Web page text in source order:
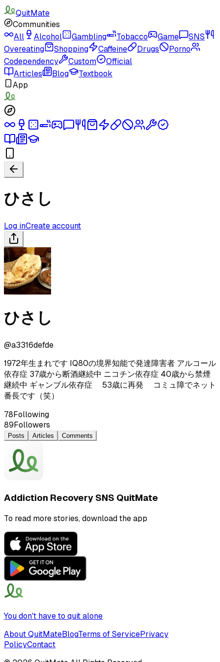
QuitMate
Communities
All
Alcohol Gambling Tobacco Game
SNS
Overeating
Shopping Caffeine Drugs
Porno
Codependency
Custom
Official
Articles
Blog
Textbook
App
ひさし
Log inCreate account
ひさし
@a3316defde
1972年生まれです IQ80の境界知能で発達障害者 アルコール
依存症 37歳から断酒継続中 ニコチン依存症 40歳から禁煙
継続中 ギャンブル依存症 53歳に再発 コミュ障でネット
番長です（笑）
78Following
89Followers
Posts Articles Comments
Addiction Recovery SNS QuitMate
To read more stories, download the app
You don't have to quit alone
About QuitMateBlogTerms of ServicePrivacy
PolicyContact